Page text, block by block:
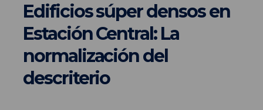
Edificios súper densos en
Estación Central: La
normalización del
descriterio